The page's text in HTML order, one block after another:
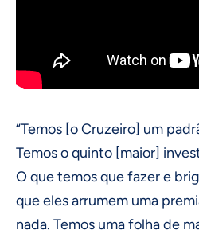
“Temos [o Cruzeiro] um
Temos o quinto [maior]
O que temos que fazer e
que eles arrumem uma
nada. Temos uma folha de